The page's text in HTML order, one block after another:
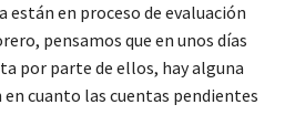
están en proceso de evaluación
pensamos que en unos días
por parte de ellos, hay alguna
cuanto las cuentas pendientes